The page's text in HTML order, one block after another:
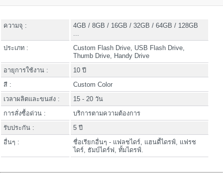
ความจุ :
4GB / 8GB / 16GB / 32GB / 64GB / 128GB
...
ประเภท :
Custom Flash Drive, USB Flash Drive,
Thumb Drive, Handy Drive
อายุการใช้งาน :
10 ปี
สี :
Custom Color
เวลาผลิตและขนส่ง :
15 - 20 วัน
การสั่งซื้อด่วน :
บริการตามความต้องการ
รับประกัน :
5 ปี
อื่นๆ :
ชื่อเรียกอื่นๆ - แฟลชไดร์, แฮนดี้ไดรฟ์, แฟรช
ไดร์, ธัมบ์ไดร์ฟ, ทั้มไดรฟ์.